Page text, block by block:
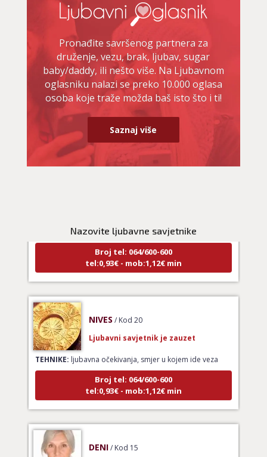
Pronađite savršenog partnera za
druženje, vezu, brak, ljubav, sugar
baby/daddy, ili nešto više. Na Ljubavnom
oglasniku nalazi se preko 10.000 oglasa
osoba koje traže možda baš isto što i ti!
Saznaj više
Nazovite ljubavne savjetnike
Broj tel: 064/600-600
tel:0,93€ - mob:1,12€ min
TEHNIKE:ljubavna očekivanja, smjer u kojem ide veza
Broj tel: 064/600-600
tel:0,93€ - mob:1,12€ min